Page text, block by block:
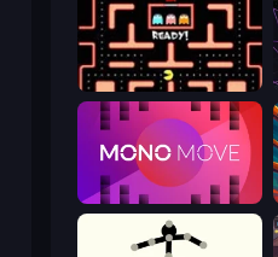
Pacman
Mono Move